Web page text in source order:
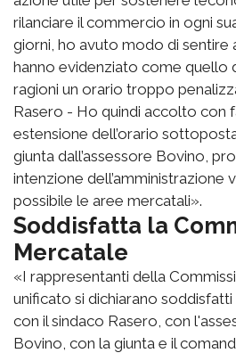
rilanciare il commercio in ogni
giorni, ho avuto modo di sentire
hanno evidenziato come quello
ragioni un orario troppo
Rasero - Ho quindi accolto con
estensione dell’orario
giunta dall’assessore Bovino,
intenzione dell’amministrazione
possibile le aree mercatali».
Soddisfatta la
Mercatale
«I rappresentanti della
unificato si dichiarano
con il sindaco Rasero, con
Bovino, con la giunta e il